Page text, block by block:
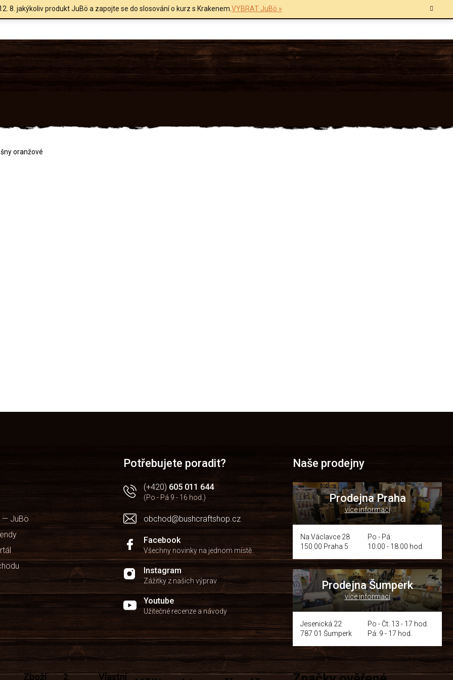
8. jakýkoliv produkt JuBö a zapojte se do slosování o kurz s Krakenem.VYBRAT JuBö »
oranžové
— JuBö
Potřebujete poradit?
(+420) 605 011 644
(Po - Pá 9 - 16 hod.)
obchod@bushcraftshop.cz
Facebook
Všechny novinky na jednom místě
Instagram
Zážitky z našich výprav
Youtube
Užitečné recenze a návody
Naše prodejny
Prodejna Praha
více informací
Na Václavce 28
150 00 Praha 5
Po - Pá:
10:00 - 18:00 hod.
Prodejna Šumperk
více informací
Jesenická 22
787 01 Šumperk
Po - Čt: 13 - 17 hod.
Pá: 9 - 17 hod.
Zboží
2
Vlastní